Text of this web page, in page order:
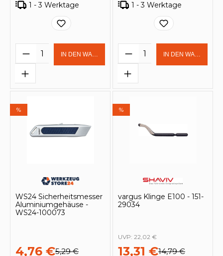
1 - 3 Werktage
Produkt Anzahl: Gib den
IN DEN WARENKORB
1 - 3 Werktage
Produkt Anzahl:
IN DEN
%
WS24 Sicherheitsmesser
Aluminiumgehäuse -
WS24-100073
4,76 €5,29 €
%
vargus Klinge E100 - 151-
29034
13,31 €14,79 €
UVP: 22,02 €